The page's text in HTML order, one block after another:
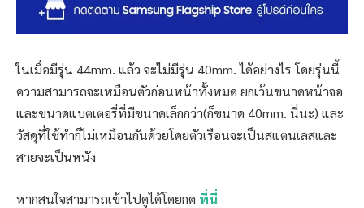
ในเมื่อมีรุ่น 44mm. แล้ว จะไม่มีรุ่น 40mm. ได้อย่างไร โดยรุ่นนี้
ความสามารถจะเหมือนตัวก่อนหน้าทั้งหมด ยกเว้นขนาดหน้าจอ
และขนาดแบตเตอรี่ที่มีขนาดเล็กกว่า(ก็ขนาด 40mm. นี่นะ) และ
วัสดุที่ใช้ทำก็ไม่เหมือนกันด้วยโดยตัวเรือนจะเป็นสแตนเลสและ
สายจะเป็นหนัง
หากสนใจสามารถเข้าไปดูได้โดยกด ที่นี่